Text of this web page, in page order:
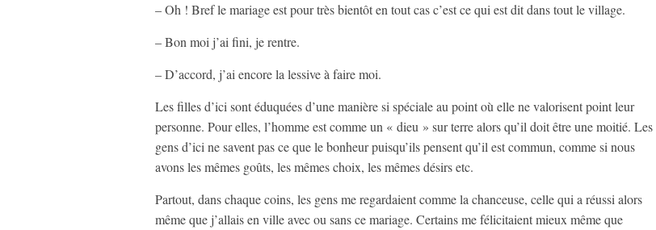
– Oh ! Bref le mariage est pour très bientôt en tout cas c’est ce qui est dit dans tout le village.
– Bon moi j’ai fini, je rentre.
– D’accord, j’ai encore la lessive à faire moi.
Les filles d’ici sont éduquées d’une manière si spéciale au point où elle ne valorisent point leur
personne. Pour elles, l’homme est comme un « dieu » sur terre alors qu’il doit être une moitié. Les
gens d’ici ne savent pas ce que le bonheur puisqu’ils pensent qu’il est commun, comme si nous
avons les mêmes goûts, les mêmes choix, les mêmes désirs etc.
Partout, dans chaque coins, les gens me regardaient comme la chanceuse, celle qui a réussi alors
même que j’allais en ville avec ou sans ce mariage. Certains me félicitaient mieux même que